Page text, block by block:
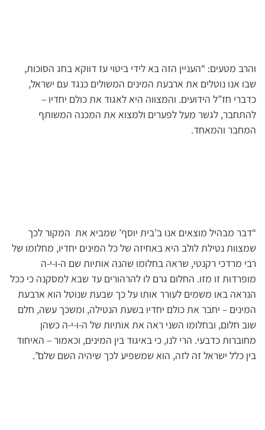
והרב מטעים: “העניין הזה בא לידי ביטוי עז דווקא בחג הסוכות,
שבו אנו נוטלים את ארבעת המינים המשולים כנגד עם ישראל,
כדברי חז”ל הידועים. והמצווה היא לאגוד את כולם יחדיו –
להתחבר, לגשר מעל לפערים ולמצוא את המכנה המשותף
המחבר והמאחד.
“דבר מבהיל מוצאים אנו ב’בית יוסף’ שמביא את המקור לכך
שמצוות נטילת לולב היא באחיזה של כל המינים יחדיו, מחלומו של
רבי מרדכי רקנטי, שראה בחלומו שהנה אותיות שם ה-ו-י-ה
מופרדות זו מזו. החלום גרם לו להרהורים עד שבא למסקנה כי ככל
הנראה באו משמים לעורר אותו על כך שבעת שנוטל הוא ארבעת
המינים – יחבר את כולם יחדיו בשעת הנטילה, ומשכך עשה, חלם
שוב חלום, ובחלומו השני ראה את אותיות של ה-ו-י-ה כשהן
מחוברות כדבעי. הרי לנו, כי באיגוד בין המינים, וכאמור – האיחוד
בין כלל ישראל זה לזה, הוא שמשפיע לכך שיהיה השם שלם”.